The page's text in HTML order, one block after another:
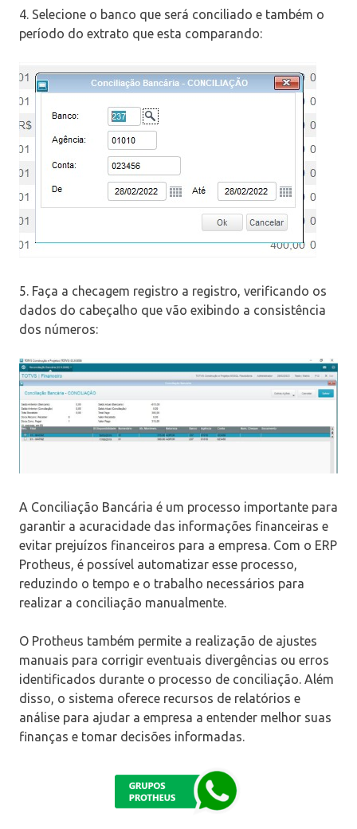
4. Selecione o banco que será conciliado e também o
período do extrato que esta comparando:
5. Faça a checagem registro a registro, verificando os
dados do cabeçalho que vão exibindo a consistência
dos números:
A Conciliação Bancária é um processo importante para
garantir a acuracidade das informações financeiras e
evitar prejuízos financeiros para a empresa. Com o ERP
Protheus, é possível automatizar esse processo,
reduzindo o tempo e o trabalho necessários para
realizar a conciliação manualmente.
O Protheus também permite a realização de ajustes
manuais para corrigir eventuais divergências ou erros
identificados durante o processo de conciliação. Além
disso, o sistema oferece recursos de relatórios e
análise para ajudar a empresa a entender melhor suas
finanças e tomar decisões informadas.